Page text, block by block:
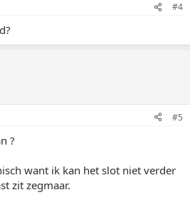
#4
#5
?
want ik kan het slot niet verder
zit zegmaar.